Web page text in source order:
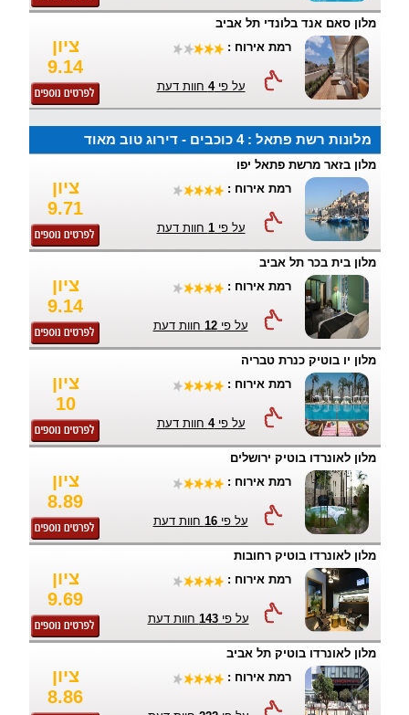
מלון סאם אנד בלונדי תל אביב
ציון
9.14
רמת אירוח :
על פי4 חוות דעת
מלונות רשת פתאל : 4 כוכבים - דירוג טוב מאוד
מלון בזאר מרשת פתאל יפו
ציון
9.71
רמת אירוח :
על פי1 חוות דעת
מלון בית בכר תל אביב
ציון
9.14
רמת אירוח :
על פי12 חוות דעת
מלון יו בוטיק כנרת טבריה
ציון
10
רמת אירוח :
על פי4 חוות דעת
מלון לאונרדו בוטיק ירושלים
ציון
8.89
רמת אירוח :
על פי16 חוות דעת
מלון לאונרדו בוטיק רחובות
ציון
9.69
רמת אירוח :
על פי143 חוות דעת
מלון לאונרדו בוטיק תל אביב
ציון
8.86
רמת אירוח :